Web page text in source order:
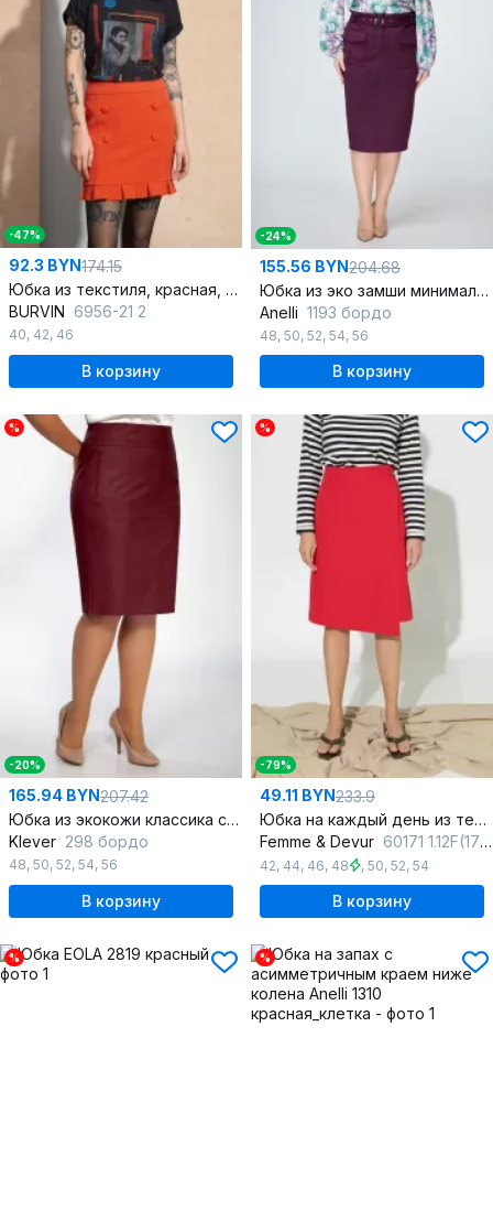
-47%
92.3 BYN174.15
Юбка из текстиля, красная, демисезонная
BURVIN 6956-21 2
40, 42, 46
В корзину
-24%
155.56 BYN204.68
Юбка из эко замши минималистичный дизайн на каждый день
Anelli 1193 бордо
48, 50, 52, 54, 56
В корзину
%
-20%
165.94 BYN207.42
Юбка из экокожи классика с шлицей и пряжками
Klever 298 бордо
48, 50, 52, 54, 56
В корзину
%
-79%
49.11 BYN233.9
Юбка на каждый день из текстиля без описания дополнительных характеристик
Femme & Devur 60171 1.12F(170)
42, 44, 46, 48 , 50, 52, 54
В корзину
% %